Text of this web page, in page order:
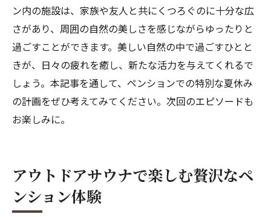
ン内の施設は、家族や友人と共にくつろぐのに十分な広
さがあり、周囲の自然の美しさを感じながらゆったりと
過ごすことができます。美しい自然の中で過ごすひとと
きが、日々の疲れを癒し、新たな活力を与えてくれるで
しょう。本記事を通して、ペンションでの特別な夏休み
の計画をぜひ考えてみてください。次回のエピソードも
お楽しみに。
アウトドアサウナで楽しむ贅沢なペ
ンション体験